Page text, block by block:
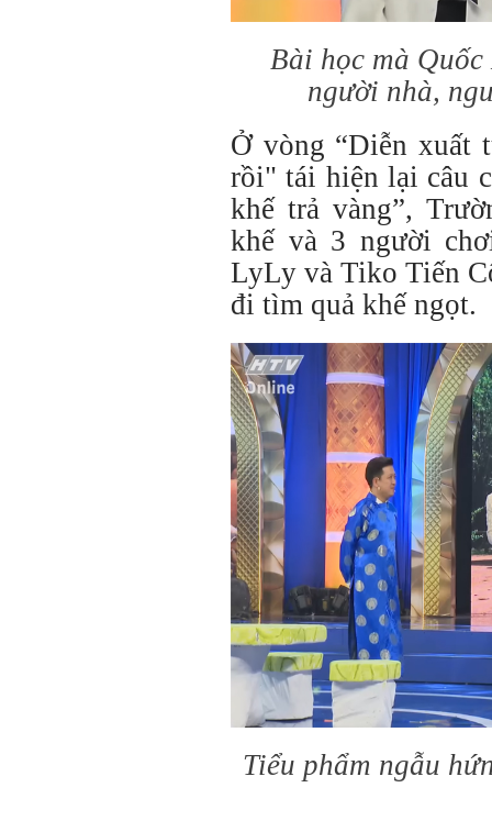
Bài học mà
người nhà,
Ở vòng “Diễn xuất
rồi" tái hiện lại câu
khế trả vàng”,
khế và 3 người
LyLy và Tiko Tiến
đi tìm quả khế ngọt.
Tiểu phẩm ngẫu